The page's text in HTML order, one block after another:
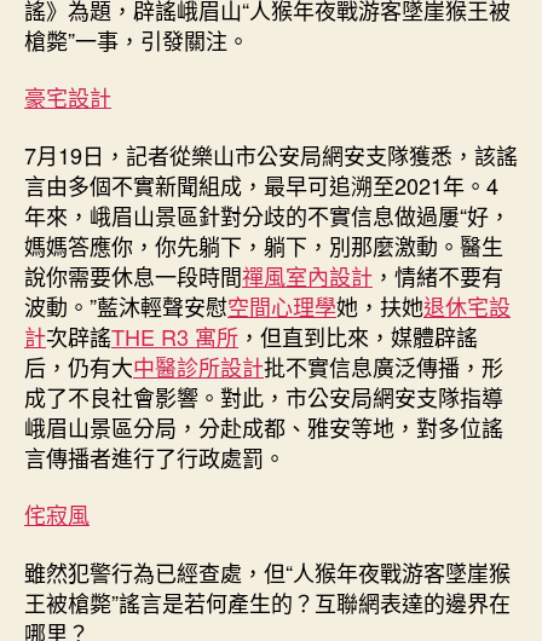
年
墜
崖”
謠
言
追
蹤：
多
個
不
實
版
本
所
設
謠》為題，辟謠峨眉山“人猴年夜戰游客墜崖猴王被
槍斃”一事，引發關注。
豪宅設計
7月19日，記者從樂山市公安局網安支隊獲悉，該謠
言由多個不實新聞組成，最早可追溯至2021年。4
年來，峨眉山景區針對分歧的不實信息做過屢“好，
媽媽答應你，你先躺下，躺下，別那麼激動。醫生
說你需要休息一段時間禪風室內設計 ，情緒不要有
波動。”藍沐輕聲安慰空間心理學她，扶她退休宅設
計次辟謠THE R3 寓所 ，但直到比來，媒體辟謠
后，仍有大中醫診所設計批不實信息廣泛傳播，形
成了不良社會影響。對此，市公安局網安支隊指導
峨眉山景區分局，分赴成都、雅安等地，對多位謠
言傳播者進行了行政處罰。
侘寂風
雖然犯警行為已經查處，但“人猴年夜戰游客墜崖猴
王被槍斃”謠言是若何產生的？互聯網表達的邊界在
哪里？